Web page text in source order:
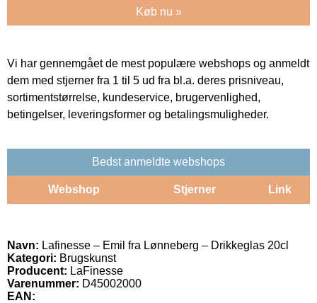
Køb nu »
Vi har gennemgået de mest populære webshops og anmeldt
dem med stjerner fra 1 til 5 ud fra bl.a. deres prisniveau,
sortimentstørrelse, kundeservice, brugervenlighed,
betingelser, leveringsformer og betalingsmuligheder.
Bedst anmeldte webshops
Webshop Stjerner Link
Navn: Lafinesse – Emil fra Lønneberg – Drikkeglas 20cl
Kategori: Brugskunst
Producent: LaFinesse
Varenummer: D45002000
EAN: